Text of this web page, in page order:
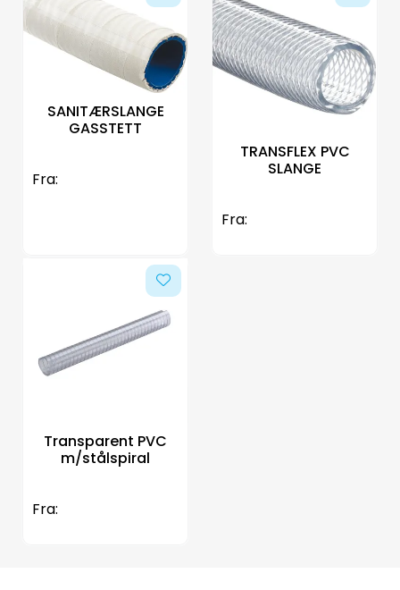
SANITÆRSLANGE
GASSTETT
Fra:
TRANSFLEX PVC
SLANGE
Fra:
Transparent PVC
m/stålspiral
Fra: